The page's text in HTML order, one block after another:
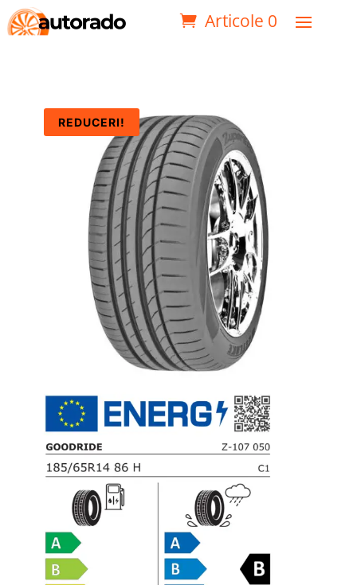
Articole 0
REDUCERI!